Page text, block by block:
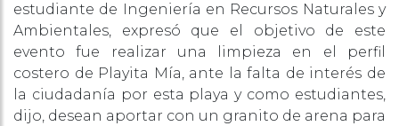
estudiante de Ingeniería en Recursos Naturales y
Ambientales, expresó que el objetivo de este
evento fue realizar una limpieza en el perfil
costero de Playita Mía, ante la falta de interés de
la ciudadanía por esta playa y como estudiantes,
dijo, desean aportar con un granito de arena para